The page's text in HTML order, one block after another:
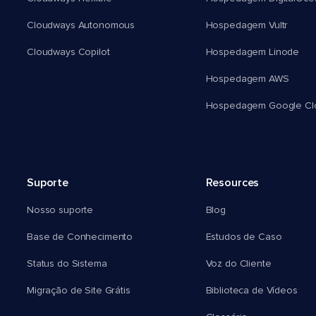
Cloudways Autonomous
Cloudways Copilot
Hospedagem Vultr
Hospedagem Linode
Hospedagem AWS
Hospedagem Google
Suporte
Nosso suporte
Base de Conhecimento
Status do Sistema
Migração de Site Grátis
Resources
Blog
Estudos de Caso
Voz do Cliente
Biblioteca de Vídeos